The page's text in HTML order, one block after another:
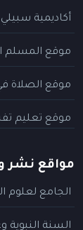
أكاديمية سبيلي
موقع المسلم
موقع الصلاة
موقع تعليم
مواقع نشر
الجامع لعلوم
السنة النبوية